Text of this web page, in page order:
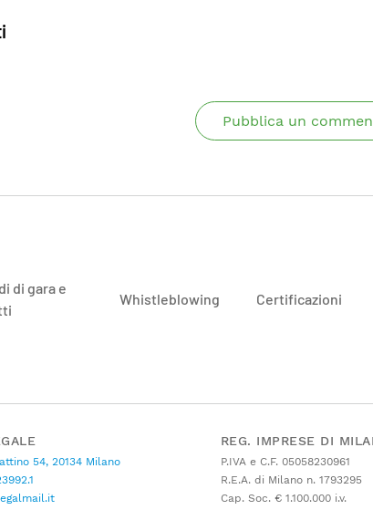
Pubblica un
di gara e
Whistleblowing Certificazioni
54, 20134 Milano
REG. IMPRESE DI
P.IVA e C.F. 05058230961
R.E.A. di Milano n. 1793295
Cap. Soc. € 1.100.000 i.v.